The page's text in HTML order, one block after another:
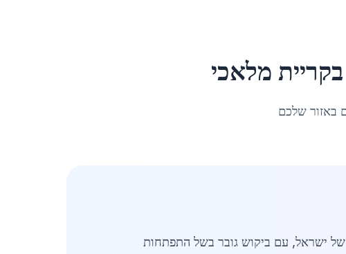
בקריית מלאכי
באזור שלכם
ישראל, עם ביקוש גובר בשל התפתחות